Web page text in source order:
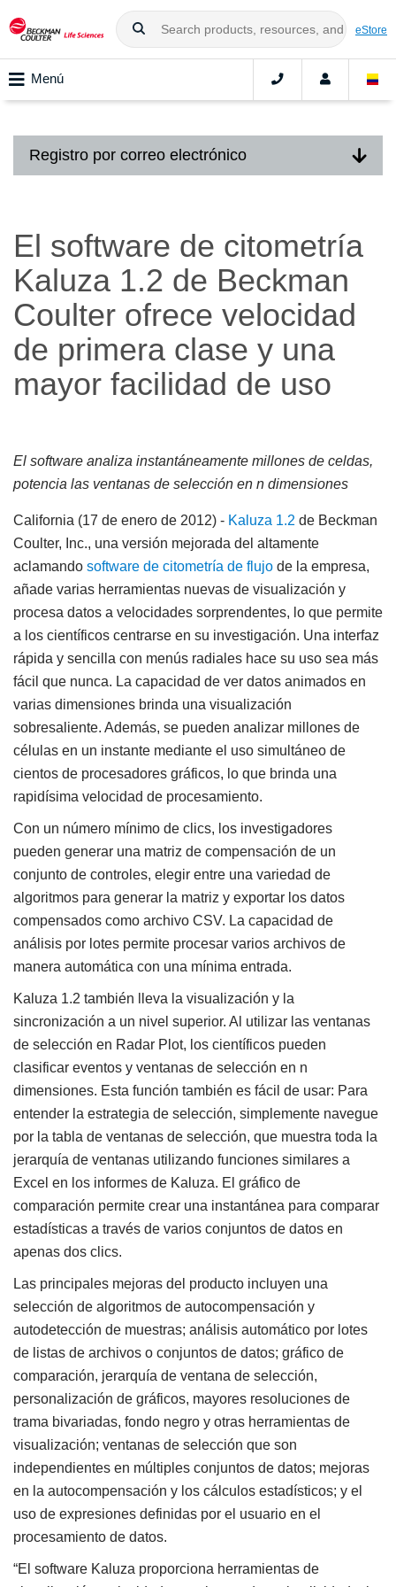
eStore
Menú
Registro por correo electrónico
El software de citometría
Kaluza 1.2 de Beckman
Coulter ofrece velocidad
de primera clase y una
mayor facilidad de uso
El software analiza instantáneamente millones de celdas,
potencia las ventanas de selección en n dimensiones
California (17 de enero de 2012) - Kaluza 1.2 de Beckman
Coulter, Inc., una versión mejorada del altamente
aclamando software de citometría de flujo de la empresa,
añade varias herramientas nuevas de visualización y
procesa datos a velocidades sorprendentes, lo que permite
a los científicos centrarse en su investigación. Una interfaz
rápida y sencilla con menús radiales hace su uso sea más
fácil que nunca. La capacidad de ver datos animados en
varias dimensiones brinda una visualización
sobresaliente. Además, se pueden analizar millones de
células en un instante mediante el uso simultáneo de
cientos de procesadores gráficos, lo que brinda una
rapidísima velocidad de procesamiento.
Con un número mínimo de clics, los investigadores
pueden generar una matriz de compensación de un
conjunto de controles, elegir entre una variedad de
algoritmos para generar la matriz y exportar los datos
compensados como archivo CSV. La capacidad de
análisis por lotes permite procesar varios archivos de
manera automática con una mínima entrada.
Kaluza 1.2 también lleva la visualización y la
sincronización a un nivel superior. Al utilizar las ventanas
de selección en Radar Plot, los científicos pueden
clasificar eventos y ventanas de selección en n
dimensiones. Esta función también es fácil de usar: Para
entender la estrategia de selección, simplemente navegue
por la tabla de ventanas de selección, que muestra toda la
jerarquía de ventanas utilizando funciones similares a
Excel en los informes de Kaluza. El gráfico de
comparación permite crear una instantánea para comparar
estadísticas a través de varios conjuntos de datos en
apenas dos clics.
Las principales mejoras del producto incluyen una
selección de algoritmos de autocompensación y
autodetección de muestras; análisis automático por lotes
de listas de archivos o conjuntos de datos; gráfico de
comparación, jerarquía de ventana de selección,
personalización de gráficos, mayores resoluciones de
trama bivariadas, fondo negro y otras herramientas de
visualización; ventanas de selección que son
independientes en múltiples conjuntos de datos; mejoras
en la autocompensación y los cálculos estadísticos; y el
uso de expresiones definidas por el usuario en el
procesamiento de datos.
“El software Kaluza proporciona herramientas de